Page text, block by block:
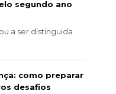
segundo ano
a ser distinguida
como preparar
desafios